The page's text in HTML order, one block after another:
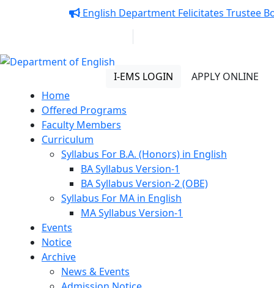
English Department Felicitates Trustee
Department of English
I-EMS LOGIN
APPLY ONLINE
Home
Offered Programs
Faculty Members
Curriculum
Syllabus For B.A. (Honors) in English
BA Syllabus Version-1
BA Syllabus Version-2 (OBE)
Syllabus For MA in English
MA Syllabus Version-1
Events
Notice
Archive
News & Events